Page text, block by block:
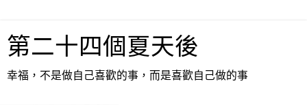
第二十四個夏天後
幸福，不是做自己喜歡的事，而是喜歡自己做的事